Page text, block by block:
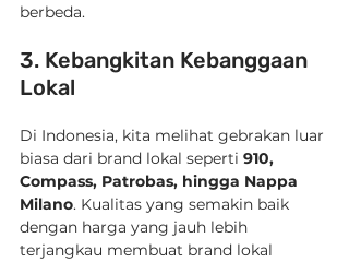
berbeda.
3. Kebangkitan Kebanggaan
Lokal
Di Indonesia, kita melihat gebrakan luar
biasa dari brand lokal seperti 910,
Compass, Patrobas, hingga Nappa
Milano. Kualitas yang semakin baik
dengan harga yang jauh lebih
terjangkau membuat brand lokal